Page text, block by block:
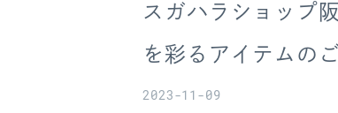
スガハラショップ
を彩るアイテムの
2023-11-09